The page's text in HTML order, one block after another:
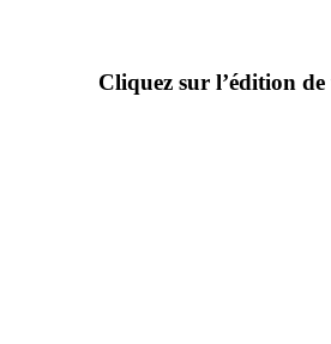
Cliquez sur l’édition